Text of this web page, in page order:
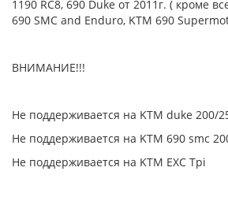
1190 RC8, 690 Duke от 2011г. ( кроме
690 SMC and Enduro, KTM 690
ВНИМАНИЕ!!!
Не поддерживается на KTM duke 200/
Не поддерживается на KTM 690 smc
Не поддерживается на KTM EXC Tpi